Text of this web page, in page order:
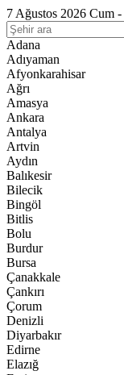
7 Ağustos 2026 Cum
Adana
Adıyaman
Afyonkarahisar
Ağrı
Amasya
Ankara
Antalya
Artvin
Aydın
Balıkesir
Bilecik
Bingöl
Bitlis
Bolu
Burdur
Bursa
Çanakkale
Çankırı
Çorum
Denizli
Diyarbakır
Edirne
Elazığ